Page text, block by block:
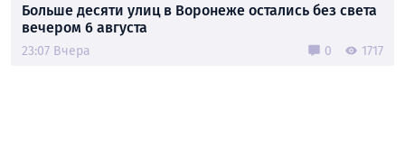
Больше десяти улиц в Воронеже остались без света
вечером 6 августа
23:07 Вчера 0 1717